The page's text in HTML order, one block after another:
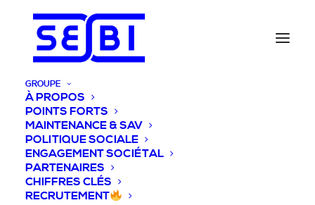
GROUPE
À PROPOS
POINTS FORTS
MAINTENANCE & SAV
POLITIQUE SOCIALE
ENGAGEMENT SOCIÉTAL
PARTENAIRES
CHIFFRES CLÉS
RECRUTEMENT